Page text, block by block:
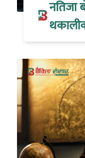
नतिजा